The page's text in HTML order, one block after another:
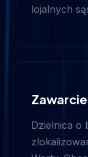
lojalnych
Zawarcie
Dzielnica o